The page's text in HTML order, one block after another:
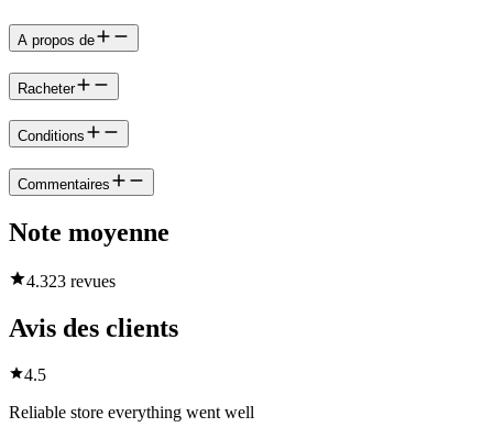
A propos de
Racheter
Conditions
Commentaires
Note moyenne
4.323 revues
Avis des clients
4.5
Reliable store everything went well